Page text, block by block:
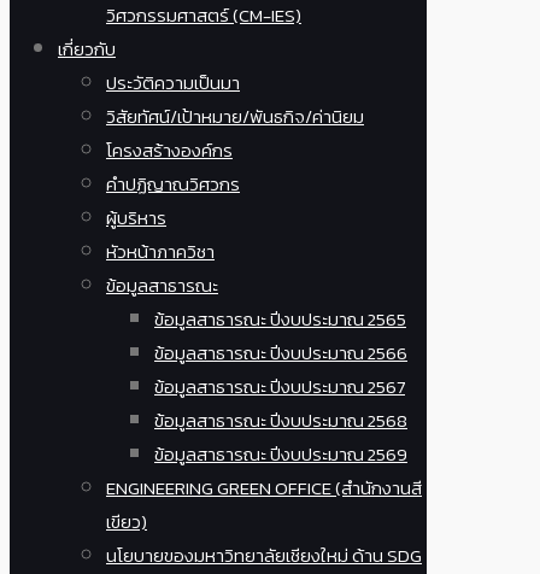
วิศวกรรมศาสตร์ (CM-IES)
เกี่ยวกับ
ประวัติความเป็นมา
วิสัยทัศน์/เป้าหมาย/พันธกิจ/ค่านิยม
โครงสร้างองค์กร
คำปฏิญาณวิศวกร
ผู้บริหาร
หัวหน้าภาควิชา
ข้อมูลสาธารณะ
ข้อมูลสาธารณะ ปีงบประมาณ 2565
ข้อมูลสาธารณะ ปีงบประมาณ 2566
ข้อมูลสาธารณะ ปีงบประมาณ 2567
ข้อมูลสาธารณะ ปีงบประมาณ 2568
ข้อมูลสาธารณะ ปีงบประมาณ 2569
ENGINEERING GREEN OFFICE (สำนักงานสี
เขียว)
นโยบายของมหาวิทยาลัยเชียงใหม่ ด้าน SDG